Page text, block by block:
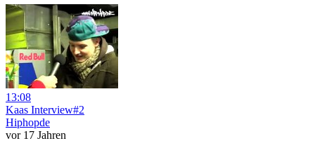
13:08
Kaas Interview#2
Hiphopde
vor 17 Jahren